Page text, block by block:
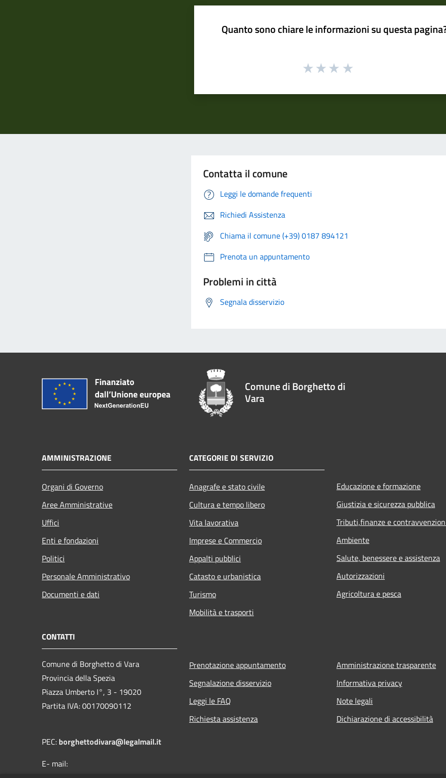
Quanto sono chiare le informazioni su questa
Contatta il comune
Leggi le domande frequenti
Richiedi Assistenza
Chiama il comune (+39) 0187 894121
Prenota un appuntamento
Problemi in città
Segnala disservizio
Comune di Borghetto di
Vara
AMMINISTRAZIONE
Organi di Governo
Aree Amministrative
Uffici
Enti e fondazioni
Politici
Personale Amministrativo
Documenti e dati
CATEGORIE DI SERVIZIO
Anagrafe e stato civile
Cultura e tempo libero
Vita lavorativa
Imprese e Commercio
Appalti pubblici
Catasto e urbanistica
Turismo
Mobilità e trasporti
Educazione e formazione
Giustizia e sicurezza pubblica
Tributi,finanze e
Ambiente
Salute, benessere e assistenza
Autorizzazioni
Agricoltura e pesca
CONTATTI
Comune di Borghetto di Vara
Provincia della Spezia
Piazza Umberto I°, 3 - 19020
Partita IVA: 00170090112
PEC: borghettodivara@legalmail.it
E- mail:
Prenotazione appuntamento
Segnalazione disservizio
Leggi le FAQ
Richiesta assistenza
Amministrazione trasparente
Informativa privacy
Note legali
Dichiarazione di accessibilità